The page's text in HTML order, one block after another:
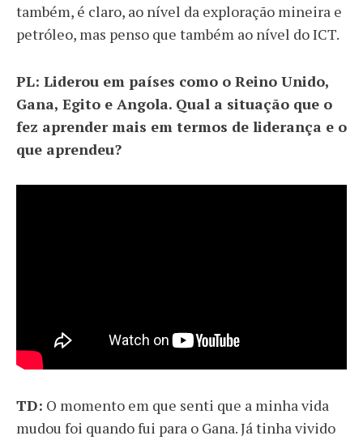
também, é claro, ao nível da exploração mineira e
petróleo, mas penso que também ao nível do ICT.
PL: Liderou em países como o Reino Unido,
Gana, Egito e Angola. Qual a situação que o
fez aprender mais em termos de liderança e o
que aprendeu?
TD: O momento em que senti que a minha vida
mudou foi quando fui para o Gana. Já tinha vivido